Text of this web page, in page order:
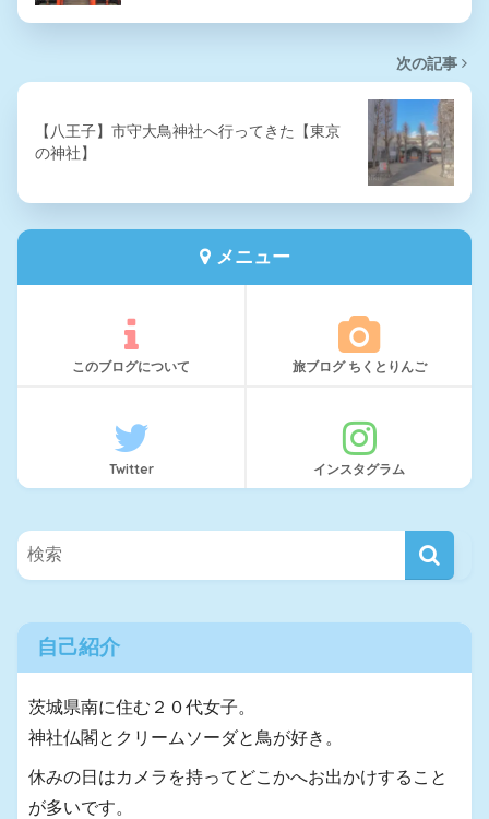
次の記事
【八王子】市守大鳥神社へ行ってきた【東京
の神社】
メニュー
このブログについて 旅ブログ ちくとりんご
Twitter インスタグラム
自己紹介
茨城県南に住む２０代女子。
神社仏閣とクリームソーダと鳥が好き。
休みの日はカメラを持ってどこかへお出かけすること
が多いです。